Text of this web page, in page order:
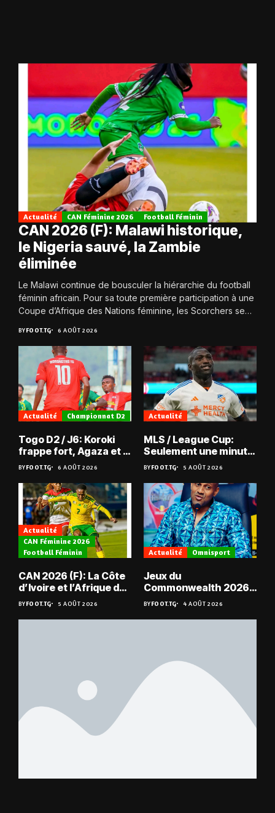
Actualité CAN Féminine 2026 Football Féminin
CAN 2026 (F): Malawi historique,
le Nigeria sauvé, la Zambie
éliminée
Le Malawi continue de bousculer la hiérarchie du football
féminin africain. Pour sa toute première participation à une
Coupe d’Afrique des Nations féminine, les Scorchers se
BYFOOT.TG 6 AOÛT 2026
Actualité Championnat D2
Togo D2 / J6: Koroki
frappe fort, Agaza et la
JCA assurent,
suspense avant Sara
FC – Doumbé FC
BYFOOT.TG 6 AOÛT 2026
Actualité
MLS / League Cup:
Seulement une minute
de jeu pour Kévin
Denkey
BYFOOT.TG 5 AOÛT 2026
Actualité
CAN Féminine 2026
Football Féminin
CAN 2026 (F): La Côte
d’Ivoire et l’Afrique du
Sud en quarts
BYFOOT.TG 5 AOÛT 2026
Actualité Omnisport
Jeux du
Commonwealth 2026 :
« Les médailles ne
tombent pas du ciel »,
Benjamin Boukpeti
BYFOOT.TG 4 AOÛT 2026